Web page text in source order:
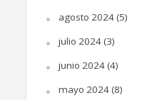
agosto 2024(5)
julio 2024(3)
junio 2024(4)
mayo 2024(8)